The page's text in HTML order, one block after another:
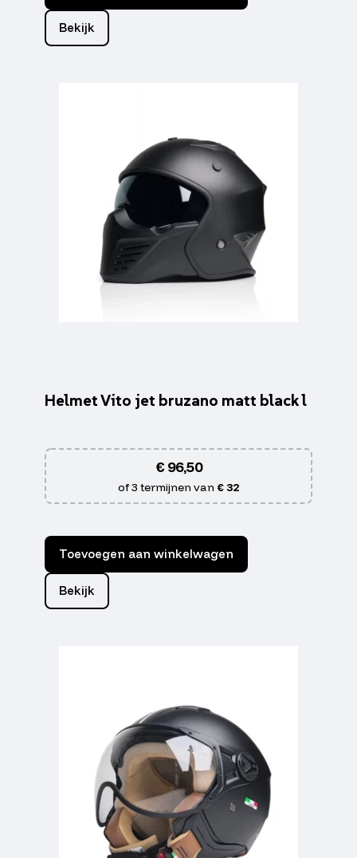
Bekijk
Helmet Vito jet bruzano matt black l
€96,50
of 3 termijnen van € 32
Toevoegen aan winkelwagen
Bekijk